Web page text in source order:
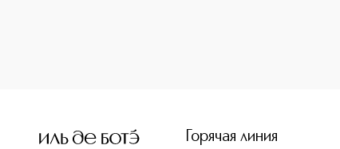
Горячая линия